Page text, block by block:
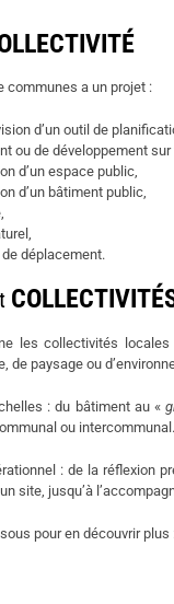
communes a un projet :
d’un outil de
ou de développement
d’un espace public,
d’un bâtiment public,
déplacement.
les collectivités locales
de paysage ou
: du bâtiment au «
ou intercommunal.
: de la réflexion
site, jusqu’à
pour en découvrir plus